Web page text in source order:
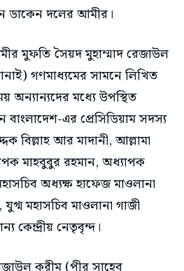
1-MONTH
25
you are billed every month after
you opt out of the monthly
SUBSCRIBE
ডাকেন দলের আমীর।
মুফতি সৈয়দ মুহাম্মাদ রেজাউল
গণমাধ্যমের সামনে লিখিত
অন্যান্যদের মধ্যে উপস্থিত
এর প্রেসিডিয়াম সদস্য
বিল্লাহ আর মাদানী, আল্লামা
মাহবুবুর রহমান, অধ্যাপক
অধ্যক্ষ হাফেজ মাওলানা
মহাসচিব মাওলানা গাজী
কেন্দ্রীয় নেতৃবৃন্দ।